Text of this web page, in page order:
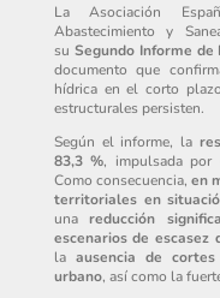
La Asociación
Abastecimiento y
su Segundo Informe
documento que
hídrica en el corto
estructurales persisten.
Según el informe, la
83,3 %, impulsada por
Como consecuencia,en
territoriales en
unareducción
escenarios de escasez
la ausencia de
urbano, así como la